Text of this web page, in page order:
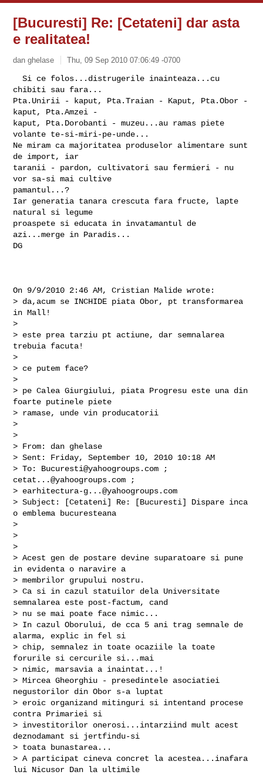
[Bucuresti] Re: [Cetateni] dar asta
e realitatea!
dan ghelase Thu, 09 Sep 2010 07:06:49 -0700
  Si ce folos...distrugerile inainteaza...cu
chibiti sau fara...
Pta.Unirii - kaput, Pta.Traian - Kaput, Pta.Obor -
kaput, Pta.Amzei -
kaput, Pta.Dorobanti - muzeu...au ramas piete
volante te-si-miri-pe-unde...
Ne miram ca majoritatea produselor alimentare sunt
de import, iar
taranii - pardon, cultivatori sau fermieri - nu
vor sa-si mai cultive
pamantul...?
Iar generatia tanara crescuta fara fructe, lapte
natural si legume
proaspete si educata in invatamantul de
azi...merge in Paradis...
DG
On 9/9/2010 2:46 AM, Cristian Malide wrote:
> da,acum se INCHIDE piata Obor, pt transformarea
in Mall!
>
> este prea tarziu pt actiune, dar semnalarea
trebuia facuta!
>
> ce putem face?
>
> pe Calea Giurgiului, piata Progresu este una din
foarte putinele piete
> ramase, unde vin producatorii
>
>
> From: dan ghelase
> Sent: Friday, September 10, 2010 10:18 AM
> To: Bucuresti@yahoogroups.com
cetat...@yahoogroups.com ;
> earhitectura-g...@yahoogroups.com
> Subject: [Cetateni] Re: [Bucuresti] Dispare inca
o emblema bucuresteana
>
>
>
> Acest gen de postare devine suparatoare si pune
in evidenta o naravire a
> membrilor grupului nostru.
> Ca si in cazul statuilor dela Universitate
semnalarea este post-factum, cand
> nu se mai poate face nimic...
> In cazul Oborului, de cca 5 ani trag semnale de
alarma, explic in fel si
> chip, semnalez in toate ocaziile la toate
forurile si cercurile si...mai
> nimic, marsavia a inaintat...!
> Mircea Gheorghiu - presedintele asociatiei
negustorilor din Obor s-a luptat
> eroic organizand mitinguri si intentand procese
contra Primariei si
> investitorilor onerosi...intarziind mult acest
deznodamant si jertfindu-si
> toata bunastarea...
> A participat cineva concret la acestea...inafara
lui Nicusor Dan la ultimile